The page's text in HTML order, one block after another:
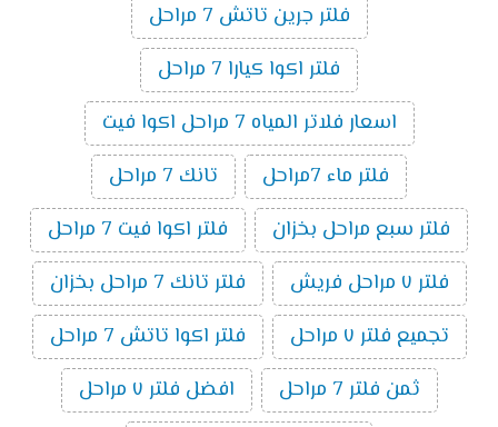
فلتر جرين تاتش 7 مراحل
فلتر اكوا كيارا 7 مراحل
اسعار فلاتر المياه 7 مراحل اكوا فيت
فلتر ماء 7مراحل
تانك 7 مراحل
فلتر سبع مراحل بخزان
فلتر اكوا فيت 7 مراحل
فلتر ٧ مراحل فريش
فلتر تانك 7 مراحل بخزان
تجميع فلتر ٧ مراحل
فلتر اكوا تاتش 7 مراحل
ثمن فلتر 7 مراحل
افضل فلتر ٧ مراحل